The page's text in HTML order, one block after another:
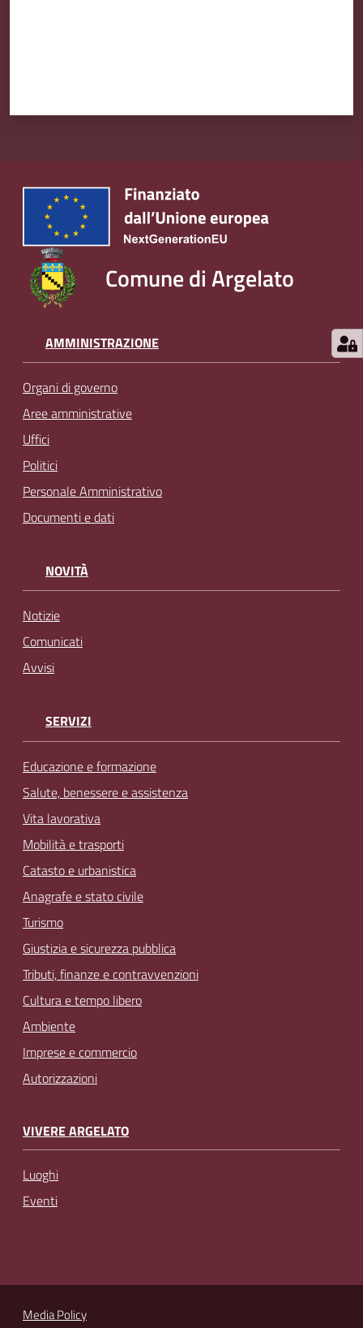
Comune di Argelato
AMMINISTRAZIONE
Organi di governo
Aree amministrative
Uffici
Politici
Personale Amministrativo
Documenti e dati
NOVITÀ
Notizie
Comunicati
Avvisi
SERVIZI
Educazione e formazione
Salute, benessere e assistenza
Vita lavorativa
Mobilità e trasporti
Catasto e urbanistica
Anagrafe e stato civile
Turismo
Giustizia e sicurezza pubblica
Tributi, finanze e contravvenzioni
Cultura e tempo libero
Ambiente
Imprese e commercio
Autorizzazioni
VIVERE ARGELATO
Luoghi
Eventi
Media Policy